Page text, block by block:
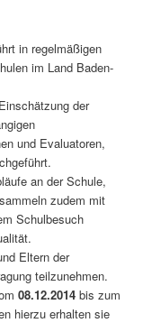
in regelmäßigen
im Land Baden-
der
und Evaluatoren,
an der Schule,
zudem mit
Schulbesuch
Eltern der
teilzunehmen.
08.12.2014 bis zum
hierzu erhalten sie